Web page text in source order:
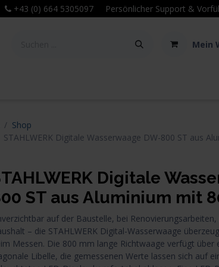
+43 (0) 664 5305097 Persönlicher Support &
Mein
Shop
STAHLWERK Digitale Wasserwaage DW-800 ST aus
Digitale
ST aus Aluminium mit
auf der Baustelle, bei
– die STAHLWERK Digital-Wasserwaage
Messen. Die 800 mm lange Richtwaage verfügt über
Libelle, die gemessenen Werte lassen sich auf